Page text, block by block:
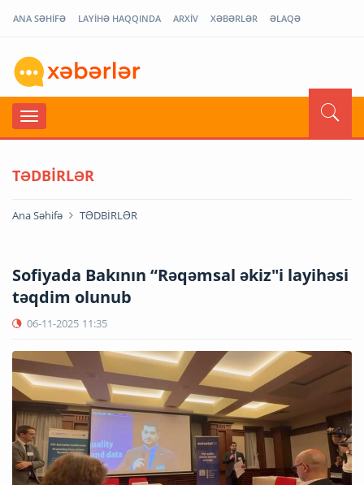
ANA SƏHİFƏ LAYİHƏ HAQQINDA ARXİV XƏBƏRLƏR ƏLAQƏ
TƏDBİRLƏR
Ana Səhifə TƏDBİRLƏR
Sofiyada Bakının “Rəqəmsal əkiz"i layihəsi
təqdim olunub
06-11-2025 11:35